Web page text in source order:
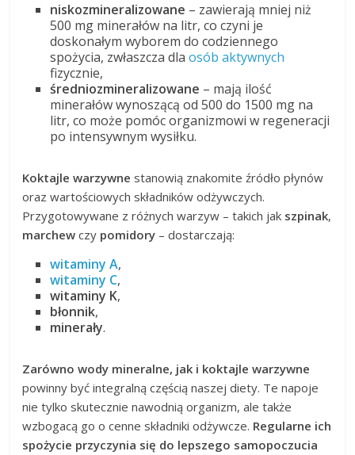
niskozmineralizowane – zawierają mniej niż
500 mg minerałów na litr, co czyni je
doskonałym wyborem do codziennego
spożycia, zwłaszcza dlaosób aktywnych
fizycznie,
średniozmineralizowane – mają ilość
minerałów wynoszącą od 500 do 1500 mg na
litr, co może pomóc organizmowi w regeneracji
po intensywnym wysiłku.
Koktajle warzywne stanowią znakomite źródło płynów
oraz wartościowych składników odżywczych.
Przygotowywane z różnych warzyw – takich jak szpinak,
marchew czy pomidory – dostarczają:
witaminy A,
witaminy C,
witaminy K,
błonnik,
minerały.
Zarówno wody mineralne, jak i koktajle warzywne
powinny być integralną częścią naszej diety. Te napoje
nie tylko skutecznie nawodnią organizm, ale także
wzbogacą go o cenne składniki odżywcze. Regularne ich
spożycie przyczynia się do lepszego samopoczucia